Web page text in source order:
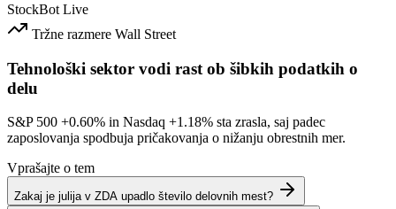
StockBot Live
Tržne razmere Wall Street
Tehnološki sektor vodi rast ob šibkih podatkih o
delu
S&P 500 +0.60% in Nasdaq +1.18% sta zrasla, saj padec
zaposlovanja spodbuja pričakovanja o nižanju obrestnih mer.
Vprašajte o tem
Zakaj je julija v ZDA upadlo število delovnih mest?